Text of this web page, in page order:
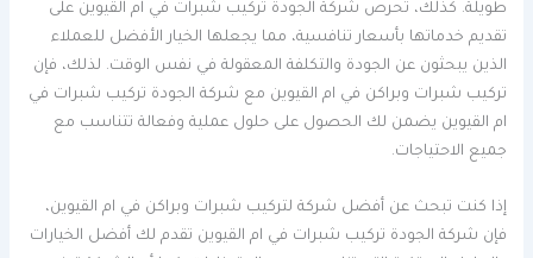
طويلة. كذلك، تحرص شركة الجودة تركيب شبرات في ام القيوين على
تقديم خدماتها بأسعار تنافسية، مما يجعلها الخيار الأفضل للعملاء
الذين يبحثون عن الجودة والتكلفة المعقولة في نفس الوقت. لذلك، فإن
تركيب شبرات وبراكن في ام القيوين مع شركة الجودة تركيب شبرات في
ام القيوين يضمن لك الحصول على حلول عملية وفعالة تتناسب مع
جميع الاحتياجات.
إذا كنت تبحث عن أفضل شركة لتركيب شبرات وبراكن في ام القيوين،
فإن شركة الجودة تركيب شبرات في ام القيوين تقدم لك أفضل الخيارات